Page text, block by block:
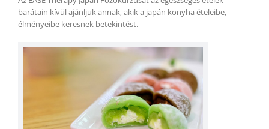
barátain kívül ajánljuk annak, akik a japán konyha ételeibe,
élményeibe keresnek betekintést.